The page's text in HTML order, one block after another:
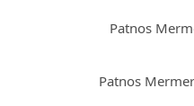
Patnos
Patnos